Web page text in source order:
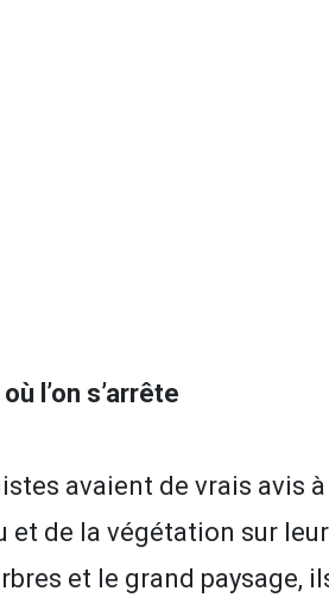
l’on s’arrête
avaient de vrais avis
et de la végétation sur
et le grand paysage,